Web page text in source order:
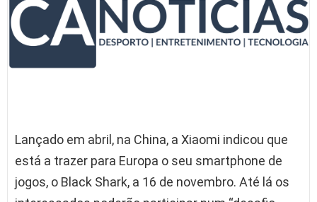
Lançado em abril, na China, a Xiaomi indicou que
está a trazer para Europa o seu smartphone de
jogos, o Black Shark, a 16 de novembro. Até lá os